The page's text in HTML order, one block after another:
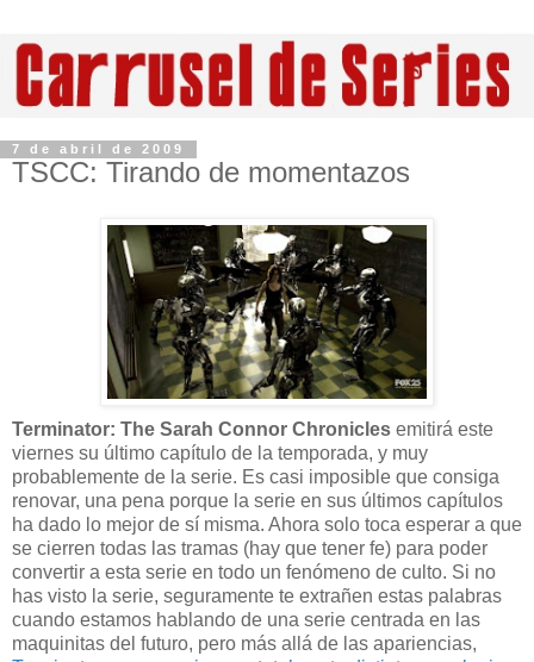
7 de abril de 2009
TSCC: Tirando de momentazos
Terminator: The Sarah Connor Chronicles emitirá este
viernes su último capítulo de la temporada, y muy
probablemente de la serie. Es casi imposible que consiga
renovar, una pena porque la serie en sus últimos capítulos
ha dado lo mejor de sí misma. Ahora solo toca esperar a que
se cierren todas las tramas (hay que tener fe) para poder
convertir a esta serie en todo un fenómeno de culto. Si no
has visto la serie, seguramente te extrañen estas palabras
cuando estamos hablando de una serie centrada en las
maquinitas del futuro, pero más allá de las apariencias,